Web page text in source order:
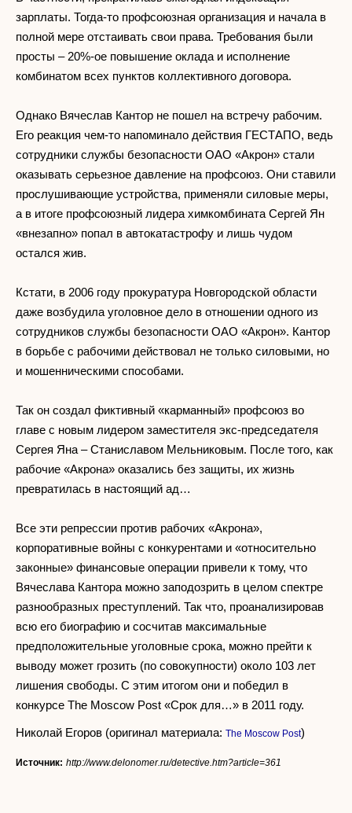
зарплаты. Тогда-то профсоюзная организация и начала в
полной мере отстаивать свои права. Требования были
просты – 20%-ое повышение оклада и исполнение
комбинатом всех пунктов коллективного договора.
Однако Вячеслав Кантор не пошел на встречу рабочим.
Его реакция чем-то напоминало действия ГЕСТАПО, ведь
сотрудники службы безопасности ОАО «Акрон» стали
оказывать серьезное давление на профсоюз. Они ставили
прослушивающие устройства, применяли силовые меры,
а в итоге профсоюзный лидера химкомбината Сергей Ян
«внезапно» попал в автокатастрофу и лишь чудом
остался жив.
Кстати, в 2006 году прокуратура Новгородской области
даже возбудила уголовное дело в отношении одного из
сотрудников службы безопасности ОАО «Акрон». Кантор
в борьбе с рабочими действовал не только силовыми, но
и мошенническими способами.
Так он создал фиктивный «карманный» профсоюз во
главе с новым лидером заместителя экс-председателя
Сергея Яна – Станиславом Мельниковым. После того, как
рабочие «Акрона» оказались без защиты, их жизнь
превратилась в настоящий ад…
Все эти репрессии против рабочих «Акрона»,
корпоративные войны с конкурентами и «относительно
законные» финансовые операции привели к тому, что
Вячеслава Кантора можно заподозрить в целом спектре
разнообразных преступлений. Так что, проанализировав
всю его биографию и сосчитав максимальные
предположительные уголовные срока, можно прейти к
выводу может грозить (по совокупности) около 103 лет
лишения свободы. С этим итогом они и победил в
конкурсе The Moscow Post «Срок для…» в 2011 году.
Николай Егоров (оригинал материала: The Moscow Post)
Источник: http://www.delonomer.ru/detective.htm?article=361